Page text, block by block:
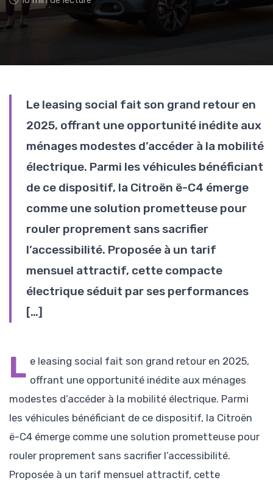
Le leasing social fait son grand retour en
2025, offrant une opportunité inédite aux
ménages modestes d’accéder à la mobilité
électrique. Parmi les véhicules bénéficiant
de ce dispositif, la Citroën ë-C4 émerge
comme une solution prometteuse pour
rouler proprement sans sacrifier
l’accessibilité. Proposée à un tarif
mensuel attractif, cette compacte
électrique séduit par ses performances
[…]
L e leasing social fait son grand retour en 2025,
offrant une opportunité inédite aux ménages
modestes d’accéder à la mobilité électrique. Parmi
les véhicules bénéficiant de ce dispositif, la Citroën
ë-C4 émerge comme une solution prometteuse pour
rouler proprement sans sacrifier l’accessibilité.
Proposée à un tarif mensuel attractif, cette